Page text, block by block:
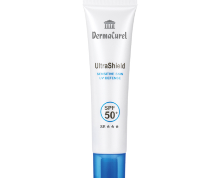
價
格：
NT$1,135。